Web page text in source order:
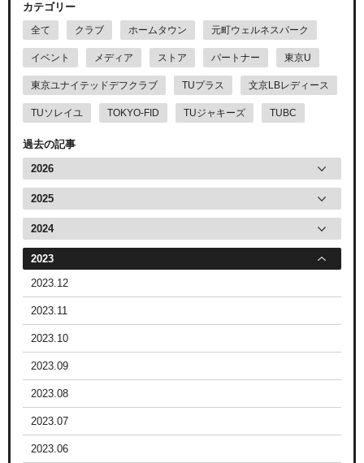
カテゴリー
全て クラブ ホームタウン 元町ウェルネスパーク
イベント メディア ストア パートナー 東京U
東京ユナイテッドデフクラブ TUプラス 文京LBレディース
TUソレイユ TOKYO-FID TUジャキーズ TUBC
過去の記事
2026
2025
2024
2023
2023.12
2023.11
2023.10
2023.09
2023.08
2023.07
2023.06